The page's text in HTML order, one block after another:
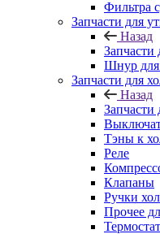
Фильтра
Запчасти для
Назад
Запчасти
Шнур для
Запчасти для
Назад
Запчасти
Тэны к
Реле
Клапаны
Ручки
Прочее